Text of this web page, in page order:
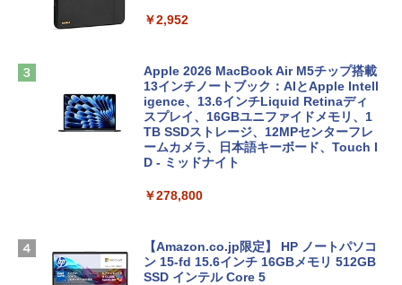
￥2,952
Apple 2026 MacBook Air M5チップ搭載
13インチノートブック：AIとApple Intell
igence、13.6インチLiquid Retinaディ
スプレイ、16GBユニファイドメモリ、1
TB SSDストレージ、12MPセンターフレ
ームカメラ、日本語キーボード、Touch I
D - ミッドナイト
￥278,800
【Amazon.co.jp限定】 HP ノートパソコ
ン 15-fd 15.6インチ 16GBメモリ 512GB
SSD インテル Core 5